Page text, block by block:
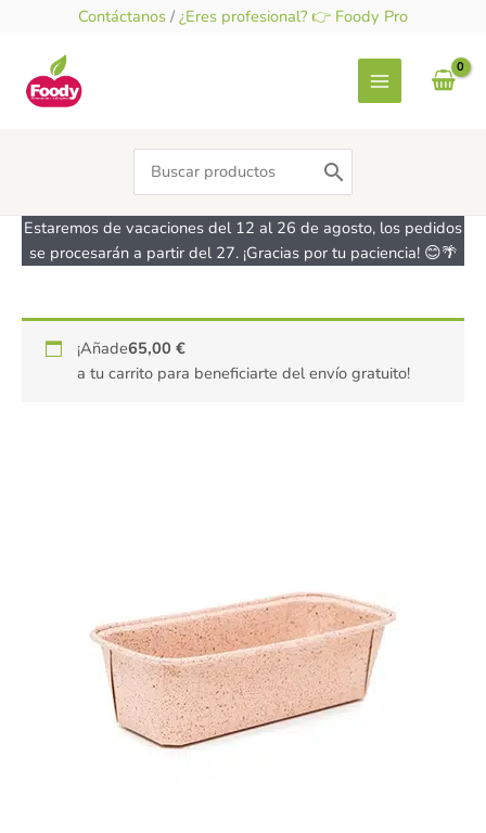
contenido
Contáctanos / ¿Eres profesional? 👉 Foody Pro
Search
for:
Estaremos de vacaciones del 12 al 26 de agosto, los pedidos
se procesarán a partir del 27. ¡Gracias por tu paciencia! 😊🌴
¡Añade65,00€
a tu carrito para beneficiarte del envío gratuito!
Molde
Compostable